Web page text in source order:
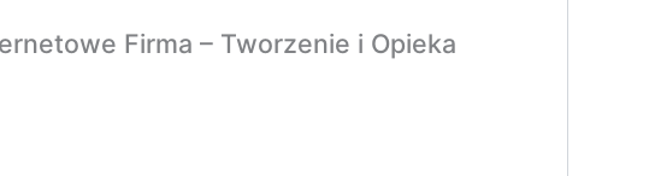
Firma – Tworzenie i Opieka